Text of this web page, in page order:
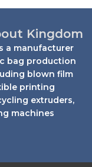
Kingdom
a manufacturer
bag production
blown film
printing
extruders,
machines.